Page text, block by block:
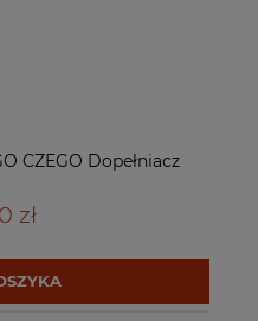
CZEGO Dopełniacz
zł